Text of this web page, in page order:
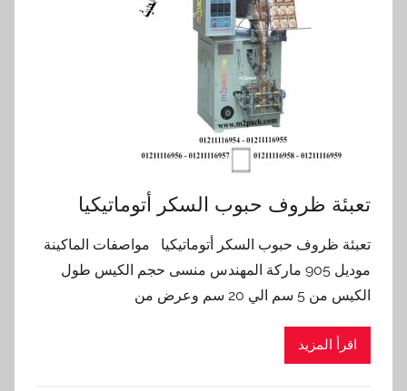
تعبئة ظروف حبوب السكر أتوماتيكيا
تعبئة ظروف حبوب السكر أتوماتيكيا مواصفات الماكينة
موديل 905 ماركة المهندس منسى حجم الكيس طول
الكيس من 5 سم الي 20 سم وعرض من
اقرأ المزيد